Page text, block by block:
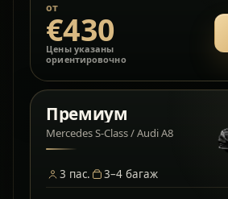
от
€430
Цены указаны
ориентировочно
Премиум
Mercedes S-Class / Audi A8
3 пас. 3–4 багаж